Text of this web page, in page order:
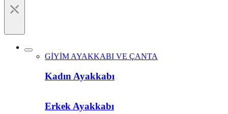
⤬
GİYİM AYAKKABI VE ÇANTA
Kadın Ayakkabı
Erkek Ayakkabı